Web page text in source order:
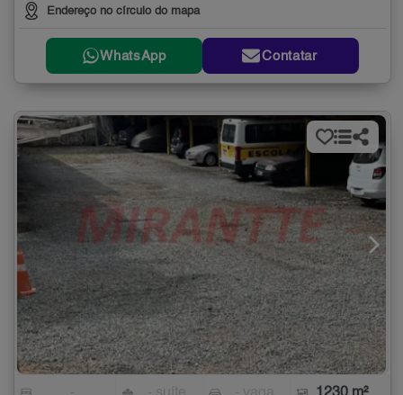
Endereço no círculo do mapa
WhatsApp Contatar